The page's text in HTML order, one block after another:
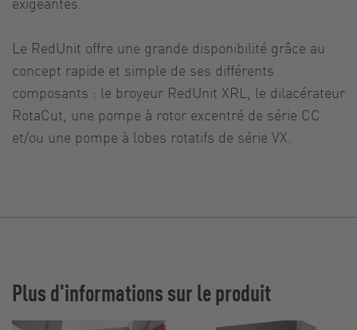
Le RedUnit offre une grande disponibilité grâce au
concept rapide et simple de ses différents
composants : le broyeur RedUnit XRL, le dilacérateur
RotaCut, une pompe à rotor excentré de série CC
et/ou une pompe à lobes rotatifs de série VX.
Plus d'informations sur le produit